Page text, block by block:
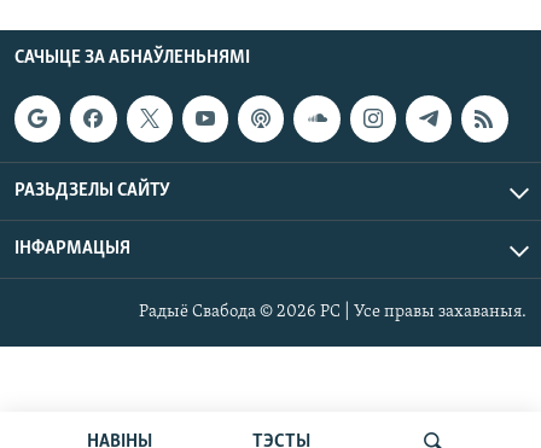
НАВІНЫ ТЭСТЫ
САЧЫЦЕ ЗА АБНАЎЛЕНЬНЯМІ
РАЗЬДЗЕЛЫ САЙТУ
ІНФАРМАЦЫЯ
Радыё Свабода © 2026 РС | Усе правы захаваныя.